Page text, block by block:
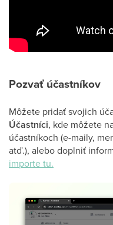
Pozvať účastníkov
Môžete pridať svojich
Účastníci, kde môžete
účastníkoch (e-maily,
atď.), alebo doplniť
importe tu.